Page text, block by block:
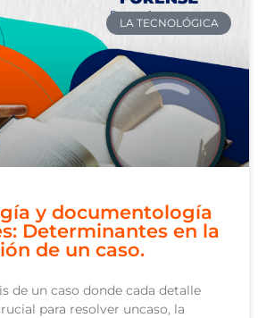
LA TECNOLÓGICA
y documentología
Determinantes en la
de un caso.
de un caso donde cada detalle
para resolver uncaso, la